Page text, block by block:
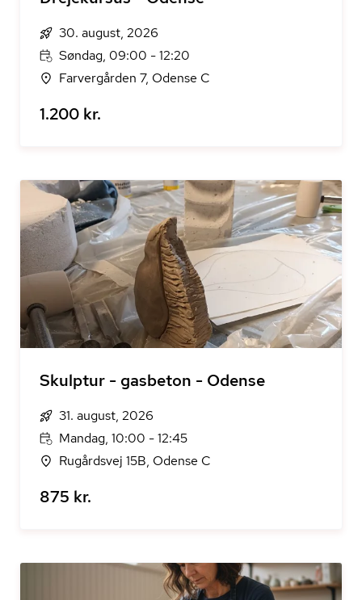
30. august, 2026
Søndag, 09:00 - 12:20
Farvergården 7, Odense C
1.200 kr.
Skulptur - gasbeton - Odense
31. august, 2026
Mandag, 10:00 - 12:45
Rugårdsvej 15B, Odense C
875 kr.